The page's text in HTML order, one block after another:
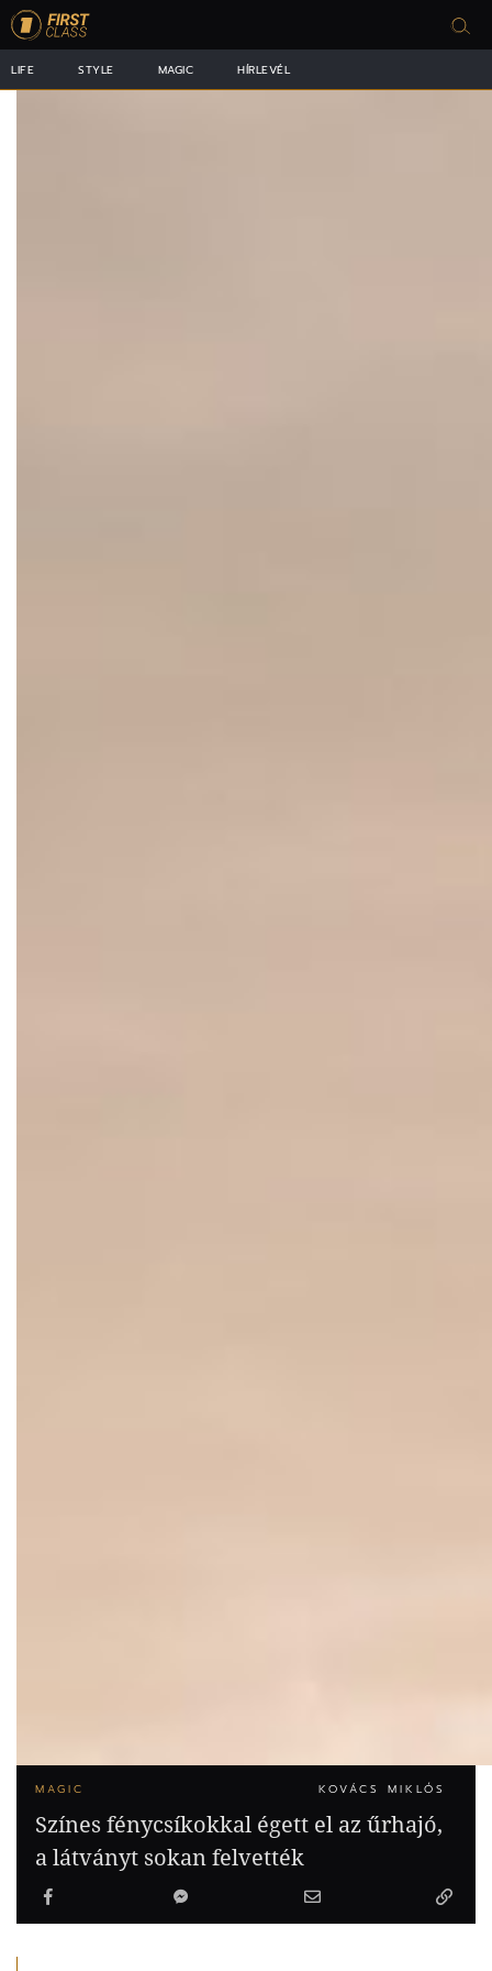
LIFE STYLE MAGIC HÍRLEVÉL
MAGIC KOVÁCS MIKLÓS
Színes fénycsíkokkal égett el az űrhajó,
a látványt sokan felvették